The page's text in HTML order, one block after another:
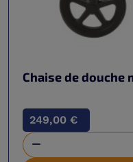
Chaise de douche
249,00 €
